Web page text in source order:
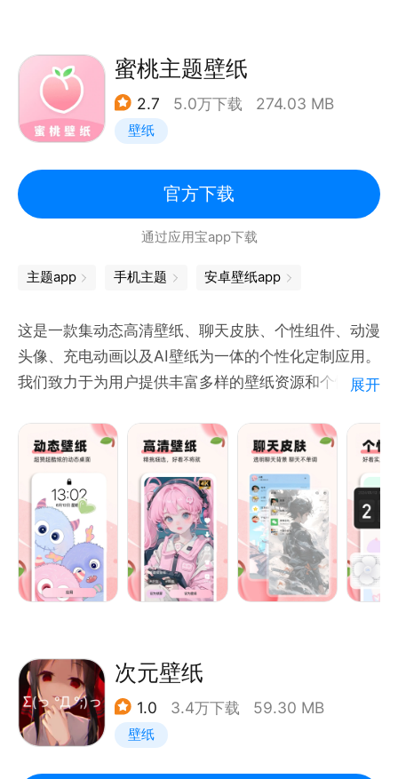
蜜桃主题壁纸
2.7 5.0万下载 274.03 MB
壁纸
官方下载
通过应用宝app下载
主题app 手机主题 安卓壁纸app
这是一款集动态高清壁纸、聊天皮肤、个性组件、动漫
头像、充电动画以及AI壁纸为一体的个性化定制应用。
我们致力于为用户提供丰富多样的壁纸资源和个性化的
力。
动态高清壁纸
精选海量高清壁纸资源，涵盖风景、动漫、明星、抽象
等多种风格，支持动态效果，让您的手机屏幕瞬间变得
生动有趣。
提供多款精美聊天皮肤，适用于各大主流社交应用，让
您的聊天界面焕然一新，彰显个性魅力。
个性组件
展开
次元壁纸
1.0 3.4万下载 59.30 MB
壁纸